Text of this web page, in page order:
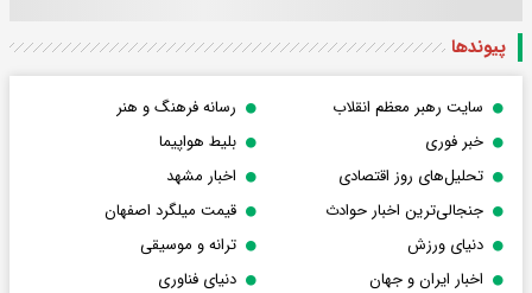
پیوندها
سایت رهبر معظم انقلاب
رسانه فرهنگ و هنر
خبر فوری
بلیط هواپیما
تحلیل‌های روز اقتصادی
اخبار مشهد
جنجالی‌ترین اخبار حوادث
قیمت میلگرد اصفهان
دنیای ورزش
ترانه و موسیقی
اخبار ایران و جهان
دنیای فناوری